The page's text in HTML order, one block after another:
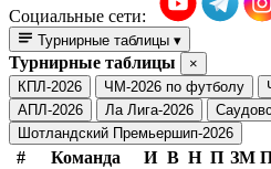
Социальные сети:
Турнирные таблицы ▾
Турнирные таблицы
×
КПЛ-2026
ЧМ-2026 по футболу
АПЛ-2026
Ла Лига-2026
Шотландский Премьершип-2026
# Команда И В Н П ЗМ